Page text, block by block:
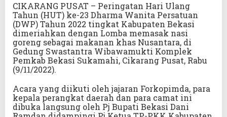
CIKARANG PUSAT – Peringatan Hari Ulang
Tahun (HUT) ke-23 Dharma Wanita Persatuan
(DWP) Tahun 2022 tingkat Kabupaten Bekasi
dimeriahkan dengan Lomba memasak nasi
goreng sebagai makanan khas Nusantara, di
Gedung Swastantra Wibawamukti Komplek
Pemkab Bekasi Sukamahi, Cikarang Pusat, Rabu
(9/11/2022).
Acara yang diikuti oleh jajaran Forkopimda, para
kepala perangkat daerah dan para camat ini
dibuka langsung oleh Pj Bupati Bekasi Dani